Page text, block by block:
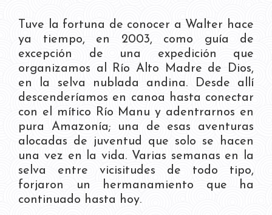
Tuve la fortuna de conocer a Walter hace
ya tiempo, en 2003, como guía de
excepción de una expedición que
organizamos al Río Alto Madre de Dios,
en la selva nublada andina. Desde allí
descenderíamos en canoa hasta conectar
con el mítico Río Manu y adentrarnos en
pura Amazonía; una de esas aventuras
alocadas de juventud que solo se hacen
una vez en la vida. Varias semanas en la
selva entre vicisitudes de todo tipo,
forjaron un hermanamiento que ha
continuado hasta hoy.